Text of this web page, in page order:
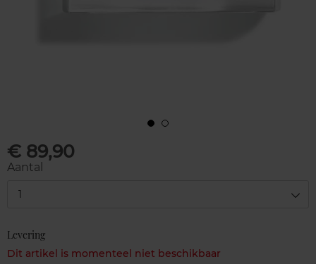
€ 89,90
Aantal
1
Levering
Dit artikel is momenteel niet beschikbaar